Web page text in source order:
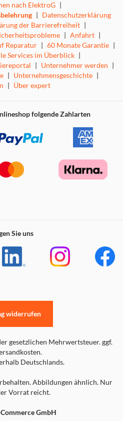
nach ElektroG |
| Datenschutzerklärung
der Barrierefreiheit |
| Anfahrt |
Reparatur | 60 Monate Garantie |
Services im Überblick |
| Unternehmer werden |
| Unternehmensgeschichte |
| Über expert
folgende Zahlarten
Sie uns
gesetzlichen Mehrwertsteuer. ggf.
Deutschlands.
Abbildungen ähnlich. Nur
Vorrat reicht.
GmbH
widerrufen